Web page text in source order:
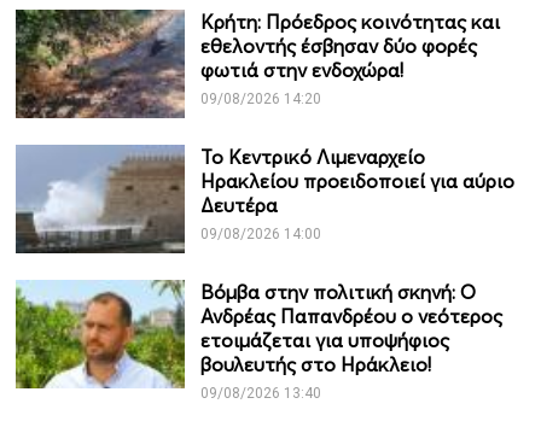
Κρήτη: Πρόεδρος κοινότητας και
εθελοντής έσβησαν δύο φορές
φωτιά στην ενδοχώρα!
09/08/2026 14:20
Το Κεντρικό Λιμεναρχείο
Ηρακλείου προειδοποιεί για αύριο
Δευτέρα
09/08/2026 14:00
Βόμβα στην πολιτική σκηνή: Ο
Ανδρέας Παπανδρέου ο νεότερος
ετοιμάζεται για υποψήφιος
βουλευτής στο Ηράκλειο!
09/08/2026 13:40